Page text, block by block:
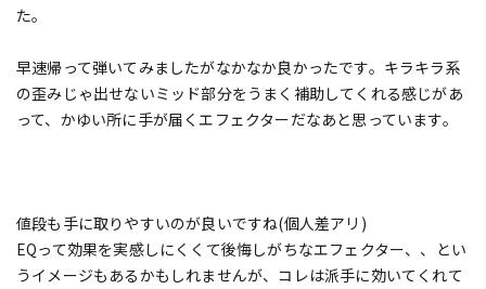
た。
早速帰って弾いてみましたがなかなか良かったです。キラキラ系
の歪みじゃ出せないミッド部分をうまく補助してくれる感じがあ
って、かゆい所に手が届くエフェクターだなあと思っています。
値段も手に取りやすいのが良いですね(個人差アリ)
EQって効果を実感しにくくて後悔しがちなエフェクター、、とい
うイメージもあるかもしれませんが、コレは派手に効いてくれて